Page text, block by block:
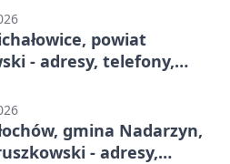
powiat
- adresy, telefony,
gmina Nadarzyn,
- adresy,